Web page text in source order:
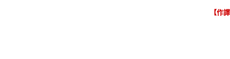
【作